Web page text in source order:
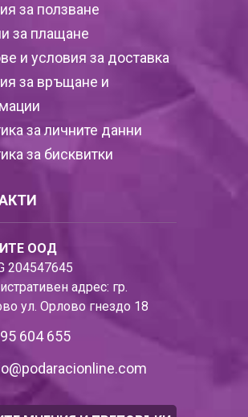
за ползване
за плащане
и условия за доставка
за връщане и
за личните данни
за бисквитки
ООД
204547645
адрес: гр.
ул. Орлово гнездо 18
604 655